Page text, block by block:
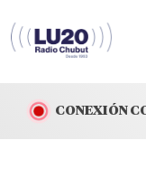
CONEXIÓN